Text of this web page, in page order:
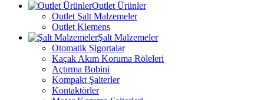
Outlet Ürünler
Outlet Şalt Malzemeler
Outlet Klemens
Şalt Malzemeler
Otomatik Sigortalar
Kaçak Akım Koruma Röleleri
Açtırma Bobini
Kompakt Şalterler
Kontaktörler